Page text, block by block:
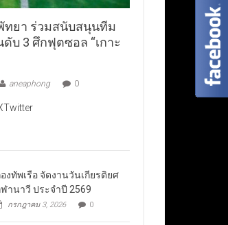
ทยา ร่วมสนับสนุนทีม
บ 3 ศึกฟุตซอล “เกาะ
aneaphong 0
งทัพเรือ จัดงานวันเกียรติยศ
านาวี ประจำปี 2569
กรกฎาคม 3, 2026 0